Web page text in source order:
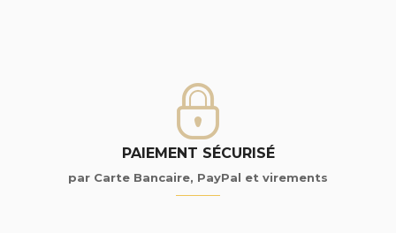
PAIEMENT SÉCURISÉ
par Carte Bancaire, PayPal et virements